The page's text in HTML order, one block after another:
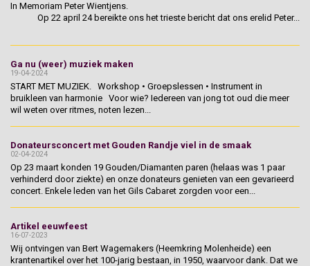
In Memoriam Peter Wientjens.
Op 22 april 24 bereikte ons het trieste bericht dat ons erelid Peter...
Ga nu (weer) muziek maken
19-04-2024
START MET MUZIEK. Workshop • Groepslessen • Instrument in
bruikleen van harmonie Voor wie? Iedereen van jong tot oud die meer
wil weten over ritmes, noten lezen...
Donateursconcert met Gouden Randje viel in de smaak
02-04-2024
Op 23 maart konden 19 Gouden/Diamanten paren (helaas was 1 paar
verhinderd door ziekte) en onze donateurs genieten van een gevarieerd
concert. Enkele leden van het Gils Cabaret zorgden voor een...
Artikel eeuwfeest
16-07-2023
Wij ontvingen van Bert Wagemakers (Heemkring Molenheide) een
krantenartikel over het 100-jarig bestaan, in 1950, waarvoor dank. Dat we